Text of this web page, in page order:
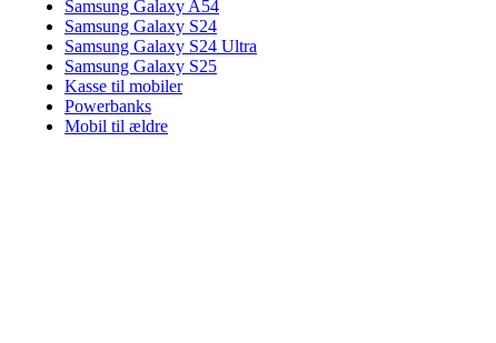
Samsung Galaxy A54
Samsung Galaxy S24
Samsung Galaxy S24 Ultra
Samsung Galaxy S25
Kasse til mobiler
Powerbanks
Mobil til ældre